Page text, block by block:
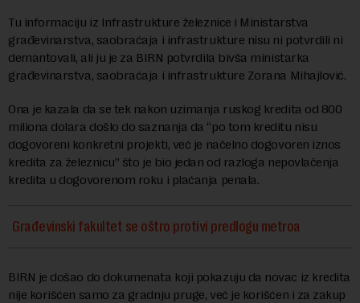
Tu informaciju iz Infrastrukture železnice i Ministarstva
građevinarstva, saobraćaja i infrastrukture nisu ni potvrdili ni
demantovali, ali ju je za BIRN potvrdila bivša ministarka
građevinarstva, saobraćaja i infrastrukture Zorana Mihajlović.
Ona je kazala da se tek nakon uzimanja ruskog kredita od 800
miliona dolara došlo do saznanja da “po tom kreditu nisu
dogovoreni konkretni projekti, već je načelno dogovoren iznos
kredita za železnicu” što je bio jedan od razloga nepovlačenja
kredita u dogovorenom roku i plaćanja penala.
Građevinski fakultet se oštro protivi predlogu metroa
BIRN je došao do dokumenata koji pokazuju da novac iz kredita
nije korišćen samo za gradnju pruge, već je korišćen i za zakup